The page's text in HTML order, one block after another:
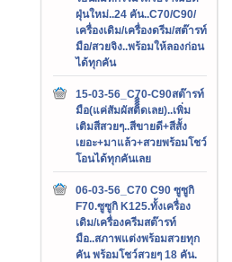
ฝุ่นใหม่..24 คัน..C70/C90/
เครื่องเดิม/เครื่องดรีม/สต๊ารท์
มือ/สวยจิง..พร้อมให้ลองก่อน
ได้ทุกคัน
15-03-56_C70-C90สต๊ารท์
มือ(แค่สัมผัสติิิิดเลย)..เพิ่ม
เติมสีสวยๆ..สีขายดี+สีสั้ง
เยอะ+มาแล้ว+สวยพร้อมโชว์
โอนได้ทุกคันเลย
06-03-56_C70 C90 ซูซูกิ
F70.ซูซูกิ K125.ทั้งเครื่อง
เดิม/เครื่องครีมสต๊ารท์
มือ..สภาพแต่งพร้อมสวยทุก
คัน พร้อมโชว์สวยๆ 18 คัน.